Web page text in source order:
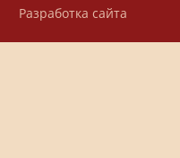
Разработка сайта